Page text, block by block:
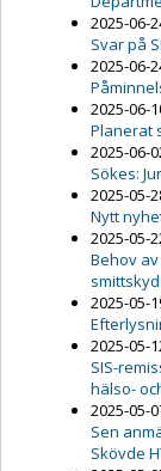
2025-06-
Svar på
2025-06-
2025-06-
Planerat
2025-06-
Sökes:
2025-05-
Nytt
2025-05-
Behov
2025-05-
2025-05-
SIS-
hälso-
2025-05-
Sen
Skövde